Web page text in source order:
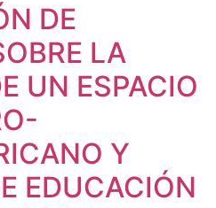
DE
LA
UN ESPACIO
Y
EDUCACIÓN